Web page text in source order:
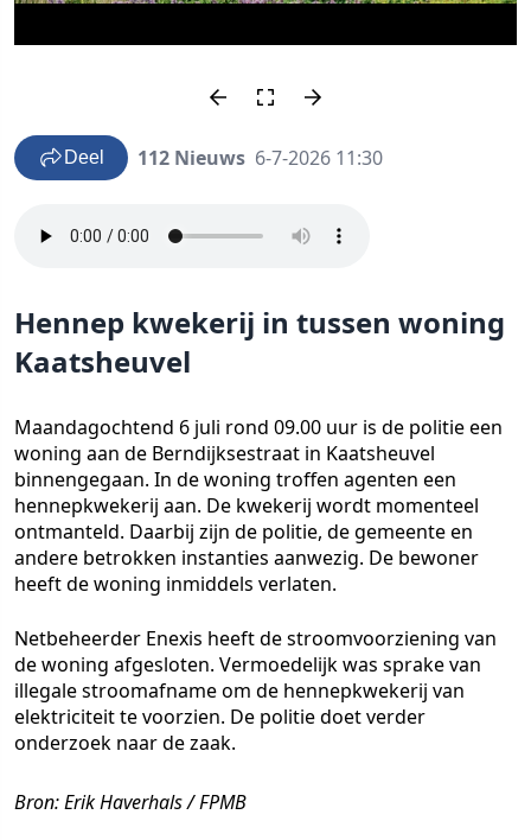
Deel 112 Nieuws 6-7-2026 11:30
Hennep kwekerij in tussen woning
Kaatsheuvel
Maandagochtend 6 juli rond 09.00 uur is de politie een
woning aan de Berndijksestraat in Kaatsheuvel
binnengegaan. In de woning troffen agenten een
hennepkwekerij aan. De kwekerij wordt momenteel
ontmanteld. Daarbij zijn de politie, de gemeente en
andere betrokken instanties aanwezig. De bewoner
heeft de woning inmiddels verlaten.
Netbeheerder Enexis heeft de stroomvoorziening van
de woning afgesloten. Vermoedelijk was sprake van
illegale stroomafname om de hennepkwekerij van
elektriciteit te voorzien. De politie doet verder
onderzoek naar de zaak.
Bron: Erik Haverhals / FPMB